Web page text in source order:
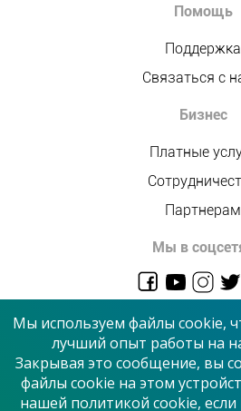
Помощь
Поддержка
Связаться с
Бизнес
Платные
Партнерам
Мы в
© 2026 “Сервисный
Мы используем файлы cookie,
лучший опыт работы на
Закрывая это сообщение, вы
файлы cookie на этом
нашей политикой cookie,